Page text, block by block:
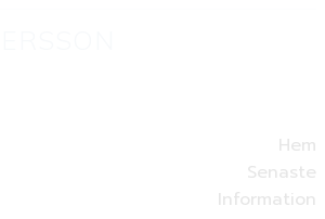
Hem
Senaste
Information